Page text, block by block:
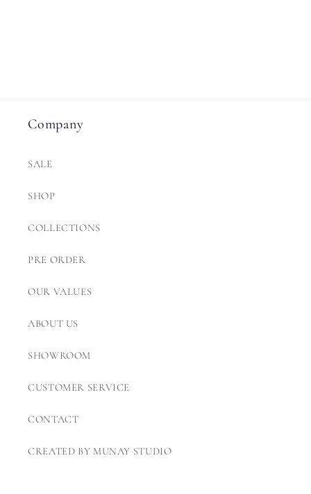
Company
SALE
SHOP
COLLECTIONS
PRE ORDER
OUR VALUES
ABOUT US
SHOWROOM
CUSTOMER SERVICE
CONTACT
CREATED BY MUNAY STUDIO